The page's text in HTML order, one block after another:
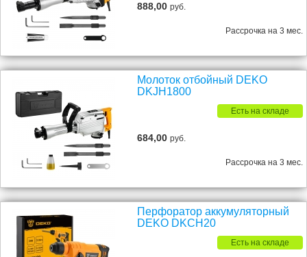
888,00руб.
Рассрочка на 3 мес.
Молоток отбойный DEKO
DKJH1800
Есть на складе
684,00руб.
Рассрочка на 3 мес.
Перфоратор аккумуляторный
DEKO DKCH20
Есть на складе